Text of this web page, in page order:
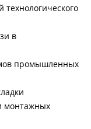
в
промышленных
монтажных